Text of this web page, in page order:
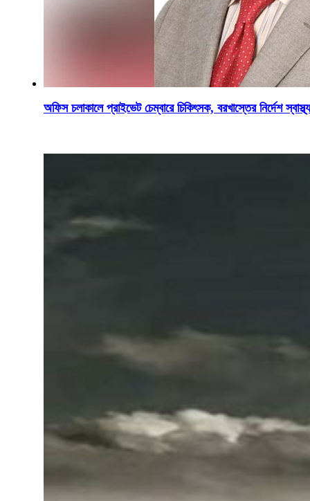
অফিস চলাকালে প্রাইভেট চেম্বারে চিকিৎসক, বরখাস্তের নির্দেশ